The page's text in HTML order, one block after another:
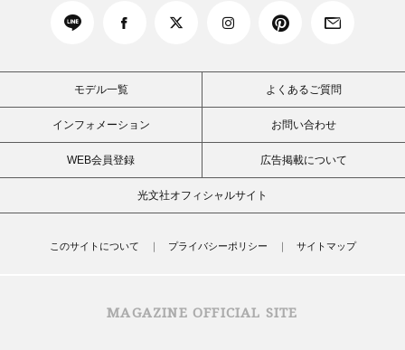
モデル一覧 よくあるご質問
インフォメーション お問い合わせ
WEB会員登録 広告掲載について
光文社オフィシャルサイト
このサイトについて プライバシーポリシー サイトマップ
MAGAZINE OFFICIAL SITE